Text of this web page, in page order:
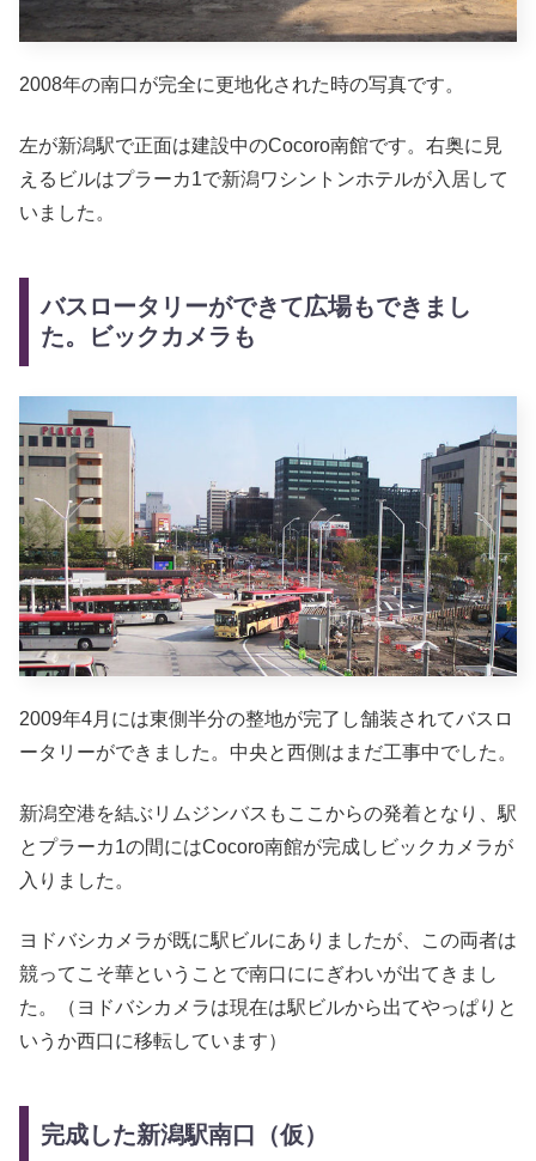
2008年の南口が完全に更地化された時の写真です。
左が新潟駅で正面は建設中のCocoro南館です。右奥に見
えるビルはプラーカ1で新潟ワシントンホテルが入居して
いました。
バスロータリーができて広場もできまし
た。ビックカメラも
2009年4月には東側半分の整地が完了し舗装されてバスロ
ータリーができました。中央と西側はまだ工事中でした。
新潟空港を結ぶリムジンバスもここからの発着となり、駅
とプラーカ1の間にはCocoro南館が完成しビックカメラが
入りました。
ヨドバシカメラが既に駅ビルにありましたが、この両者は
競ってこそ華ということで南口ににぎわいが出てきまし
た。（ヨドバシカメラは現在は駅ビルから出てやっぱりと
いうか西口に移転しています）
完成した新潟駅南口（仮）